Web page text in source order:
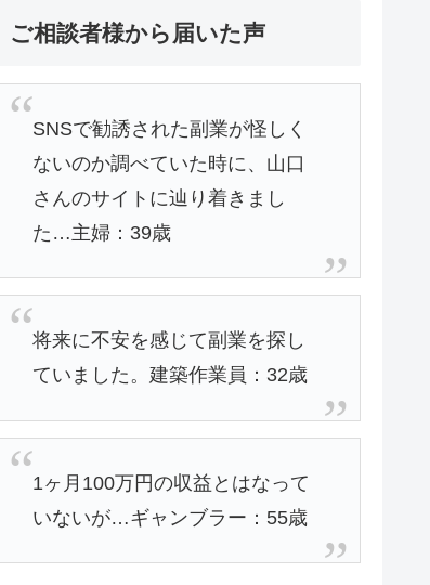
ご相談者様から届いた声
SNSで勧誘された副業が怪しく
ないのか調べていた時に、山口
さんのサイトに辿り着きまし
た…主婦：39歳
将来に不安を感じて副業を探し
ていました。建築作業員：32歳
1ヶ月100万円の収益とはなって
いないが…ギャンブラー：55歳